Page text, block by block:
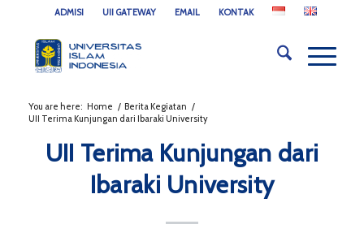
ADMISI UII GATEWAY EMAIL KONTAK
You are here: Home / Berita Kegiatan /
UII Terima Kunjungan dari Ibaraki University
UII Terima Kunjungan dari
Ibaraki University